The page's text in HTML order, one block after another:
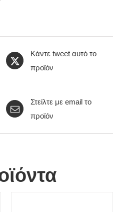
Κάντε tweet αυτό το
προϊόν
Στείλτε με email το
προϊόν